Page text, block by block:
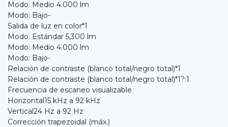
Modo: Medio 4.000 lm
Modo: Bajo-
Salida de luz en color*1
Modo: Estándar 5,300 lm
Modo: Medio 4.000 lm
Modo: Bajo-
Relación de contraste (blanco total/negro total)*1
Relación de contraste (blanco total/negro total)*1?:1
Frecuencia de escaneo visualizable
Horizontal15 kHz a 92 kHz
Vertical24 Hz a 92 Hz
Corrección trapezoidal (máx.)